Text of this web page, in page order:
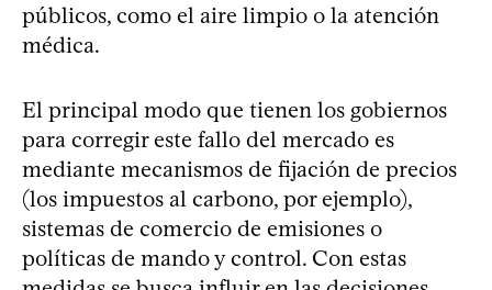
públicos, como el aire limpio o la atención
médica.
El principal modo que tienen los gobiernos
para corregir este fallo del mercado es
mediante mecanismos de fijación de precios
(los impuestos al carbono, por ejemplo),
sistemas de comercio de emisiones o
políticas de mando y control. Con estas